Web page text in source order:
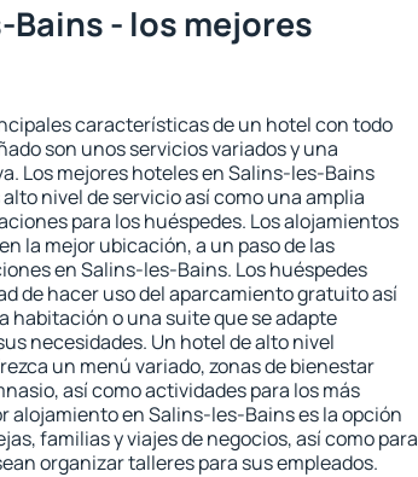
- los mejores
características de un hotel con todo
son unos servicios variados y una
Los mejores hoteles en Salins-les-Bains
nivel de servicio así como una amplia
para los huéspedes. Los alojamientos
la mejor ubicación, a un paso de las
en Salins-les-Bains. Los huéspedes
de hacer uso del aparcamiento gratuito así
habitación o una suite que se adapte
necesidades. Un hotel de alto nivel
un menú variado, zonas de bienestar
así como actividades para los más
alojamiento en Salins-les-Bains es la opción
familias y viajes de negocios, así como para
organizar talleres para sus empleados.